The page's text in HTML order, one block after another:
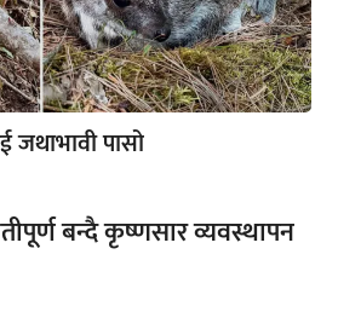
जथाभावी पासो
बन्दै कृष्णसार व्यवस्थापन